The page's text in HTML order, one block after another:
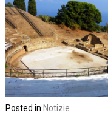
Posted in Notizie